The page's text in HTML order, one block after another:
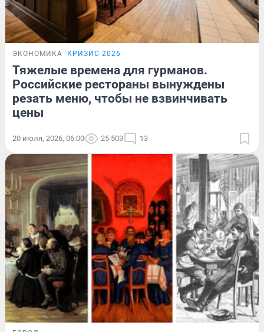
ЭКОНОМИКА КРИЗИС-2026
Тяжелые времена для гурманов.
Российские рестораны вынуждены
резать меню, чтобы не взвинчивать
цены
20 июля, 2026, 06:00 25 503 13